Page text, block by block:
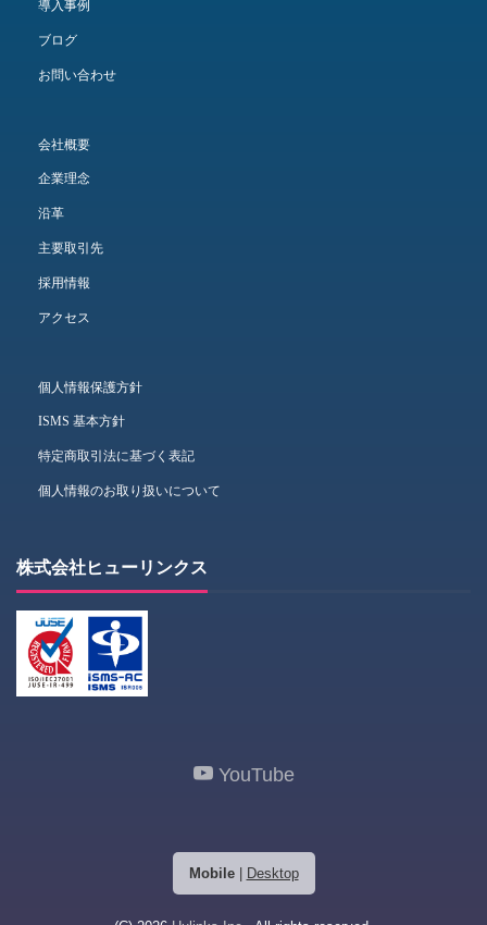
導入事例
ブログ
お問い合わせ
会社概要
企業理念
沿革
主要取引先
採用情報
アクセス
個人情報保護方針
ISMS 基本方針
特定商取引法に基づく表記
個人情報のお取り扱いについて
株式会社ヒューリンクス
YouTube
Mobile| Desktop